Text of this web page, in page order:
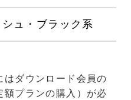
ュ・ブラック系
はダウンロード会員の
額プランの購入）が必